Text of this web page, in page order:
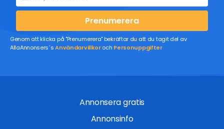
Prenumerera
Genom att klicka på "Prenumerera" bekräftar du att du tagit del av
AllaAnnonsers´sAnvändarvillkoroch Personuppgifter
Annonsera gratis
Annonsinfo